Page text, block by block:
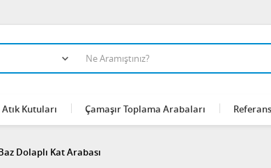
Atık Kutuları Çamaşır Toplama Arabaları
Dolaplı Kat Arabası